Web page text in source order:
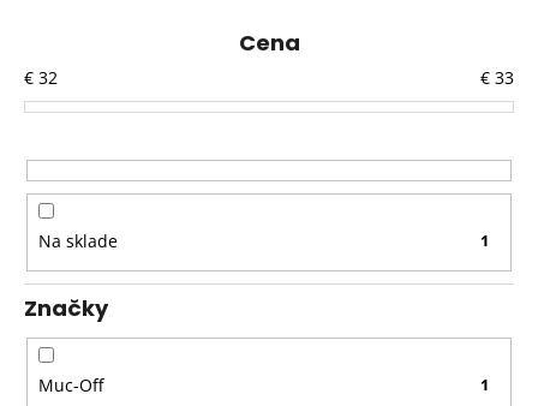
i
e
r
o
d
u
k
t
o
v
Cena
€ 32 € 33
Na sklade 1
Značky
Muc-Off 1